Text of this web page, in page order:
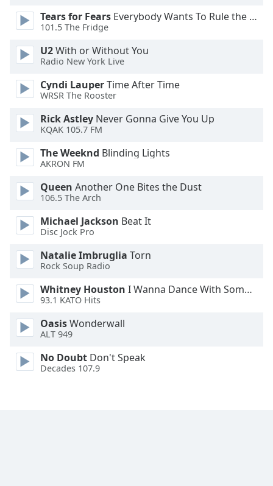
Background
Color
Opacity
Font
Size
Text
Edge
Style
Font
Dialog
End
dialog
Tears for Fears Everybody Wants To Rule the World
101.5 The Fridge
U2With or Without You
Radio New York Live
Cyndi LauperTime After Time
WRSR The Rooster
Rick Astley Never Gonna Give You Up
KQAK 105.7 FM
The Weeknd Blinding Lights
AKRON FM
Queen Another One Bites the Dust
106.5 The Arch
Michael Jackson Beat It
Disc Jock Pro
Natalie Imbruglia Torn
Rock Soup Radio
Whitney Houston I Wanna Dance With Somebody
93.1 KATO Hits
OasisWonderwall
ALT 949
No Doubt Don't Speak
Decades 107.9